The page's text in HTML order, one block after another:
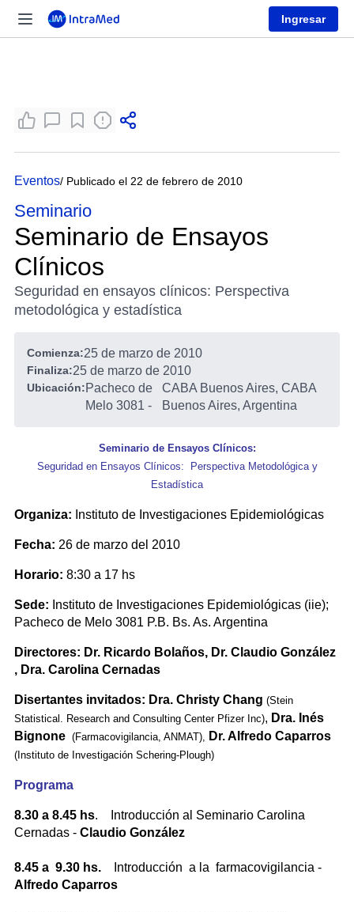
Ingresar
Eventos/ Publicado el 22 de febrero de 2010
Seminario
Seminario de Ensayos
Clínicos
Seguridad en ensayos clínicos: Perspectiva
metodológica y estadística
Comienza:25 de marzo de 2010
Finaliza:25 de marzo de 2010
Ubicación:Pacheco de
Melo 3081 -
CABA Buenos Aires, CABA
Buenos Aires, Argentina
Seminario de Ensayos Clínicos:
Seguridad en Ensayos Clínicos: Perspectiva Metodológica y
Estadística
Organiza: Instituto de Investigaciones Epidemiológicas
Fecha: 26 de marzo del 2010
Horario: 8:30 a 17 hs
Sede: Instituto de Investigaciones Epidemiológicas (iie);
Pacheco de Melo 3081 P.B. Bs. As. Argentina
Directores: Dr. Ricardo Bolaños, Dr. Claudio González
, Dra. Carolina Cernadas
Disertantes invitados: Dra. Christy Chang (Stein
Statistical. Research and Consulting Center Pfizer Inc), Dra. Inés
Bignone (Farmacovigilancia, ANMAT), Dr. Alfredo Caparros
(Instituto de Investigación Schering-Plough)
Programa
8.30 a 8.45 hs. Introducción al Seminario Carolina
Cernadas - Claudio González
8.45 a 9.30 hs.
Introducción a la farmacovigilancia -
Alfredo Caparros